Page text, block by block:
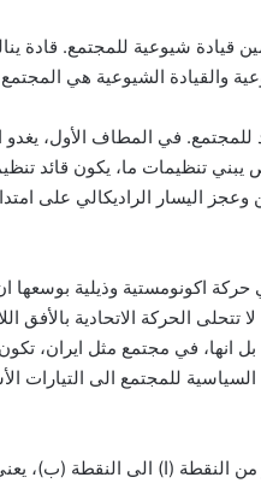
شيوعية للمجتمع. قادة
والقيادة الشيوعية هي
للمجتمع. في المطاف الأول،
تنظيمات ما، يكون قائد
اليسار الراديكالي على
هي حركة اكونومستية وذيلية
الحركة الاتحادية بالأفق
انها، في مجتمع مثل ايران،
للمجتمع الى التيارات
من النقطة (ا) الى النقطة